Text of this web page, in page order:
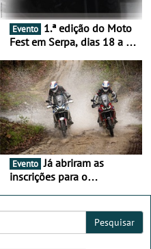
Evento
Fest em Serpa, dias 18 a 20
duas rodas invade o Baixo
Alentejo
Evento Já abriram as
inscrições para o
Pesquisar